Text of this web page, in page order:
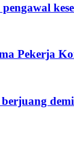
Pekerja